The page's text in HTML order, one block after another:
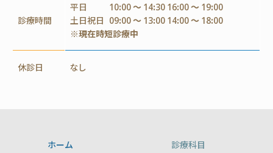
診療時間
平日
10:00 ～ 14:30 16:00 ～ 19:00
土日祝日 09:00 ～ 13:00 14:00 ～ 18:00
※現在時短診療中
休診日 なし
ホーム
診療科目